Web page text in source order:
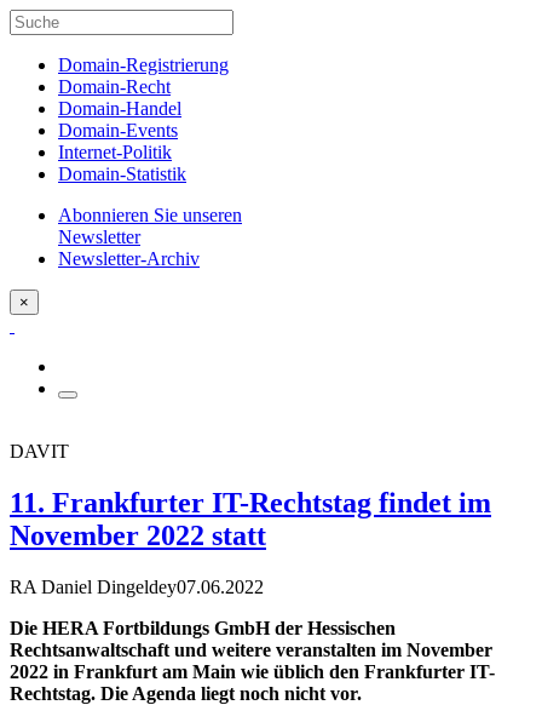
Domain-Registrierung
Domain-Recht
Domain-Handel
Domain-Events
Internet-Politik
Domain-Statistik
Abonnieren Sie unseren
Newsletter
Newsletter-Archiv
×
DAVIT
11. Frankfurter IT-Rechtstag findet im
November 2022 statt
RA Daniel Dingeldey07.06.2022
Die HERA Fortbildungs GmbH der Hessischen
Rechtsanwaltschaft und weitere veranstalten im November
2022 in Frankfurt am Main wie üblich den Frankfurter IT-
Rechtstag. Die Agenda liegt noch nicht vor.